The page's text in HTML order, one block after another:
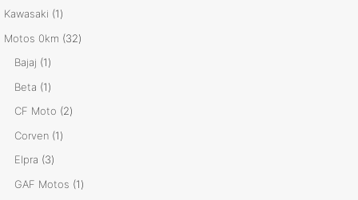
producto
Kawasaki 11
producto
Motos 0km 3232
Bajaj 11
producto
Beta 11
producto
CF Moto 22
Corven 11
Elpra 33
productos
GAF Motos 11